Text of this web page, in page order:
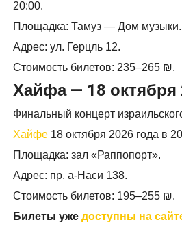
20:00.
Площадка: Тамуз — Дом музыки.
Адрес: ул. Герцль 12.
Стоимость билетов: 235–265 ₪.
Хайфа — 18 октября
Финальный концерт
Хайфе 18 октября 2026 года в
Площадка: зал «Раппопорт».
Адрес: пр. а-Наси 138.
Стоимость билетов: 195–255 ₪.
Билеты ужедоступны на